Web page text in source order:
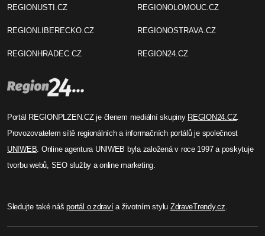
REGIONUSTI.CZ
REGIONLIBERECKO.CZ
REGIONHRADEC.CZ
REGIONOLOMOUC.CZ
REGIONOSTRAVA.CZ
REGION24.CZ
Portál REGIONPLZEN.CZ je členem mediální skupiny REGION24.CZ.
Provozovatelem sítě regionálních a informačních portálů je společnost
UNIWEB. Online agentura UNIWEB byla založená v roce 1997 a poskytuje
tvorbu webů, SEO služby a online marketing.
Sledujte také nášportál o zdravía životním stylu ZdraveTrendy.cz.